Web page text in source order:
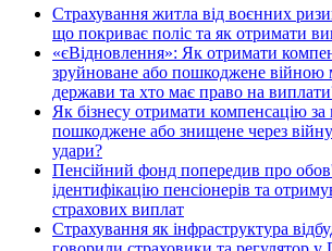
Страхування житла від воєнних
що покриває поліс та як отримати
«єВідновлення»: Як отримати
зруйноване або пошкоджене війною
держави та хто має право на
Як бізнесу отримати компенсацію
пошкоджене або знищене через війну
удари?
Пенсійний фонд попередив про
ідентифікацію пенсіонерів та
страхових виплат
Страхування як інфраструктура